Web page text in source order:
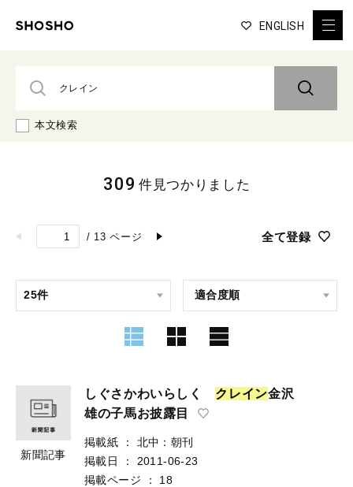
ENGLISH
本文検索
/ 13 ページ 全て登録
309 件見つかりました
新聞記事
しぐさかわいらしく ク レイ ン金沢
雄の子馬お披露目
掲載紙 ：
北中：朝刊
掲載日
：
2011-06-23
掲載ページ
：
18